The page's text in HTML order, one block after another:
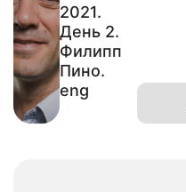
2021.
День 2.
Филипп
Пино.
eng